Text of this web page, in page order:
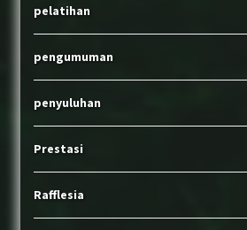
pelatihan
pengumuman
penyuluhan
Prestasi
Rafflesia